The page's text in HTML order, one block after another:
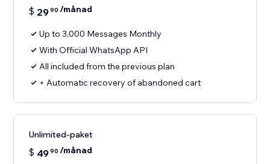
$ 2990 /månad
Up to 3,000 Messages Monthly
With Official WhatsApp API
All included from the previous plan
+ Automatic recovery of abandoned cart
Unlimited-paket
$ 4990 /månad